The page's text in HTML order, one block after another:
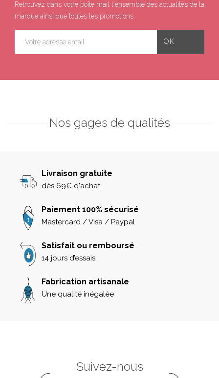
Retrouvez dans votre boîte mail l'ensemble des actualités de la
marque ainsi que toutes les promotions.
Nos gages de qualités
Livraison gratuite
dès 69€ d'achat
Paiement 100% sécurisé
Mastercard / Visa / Paypal
Satisfait ou remboursé
14 jours d’essais
Fabrication artisanale
Une qualité inégalée
Suivez-nous